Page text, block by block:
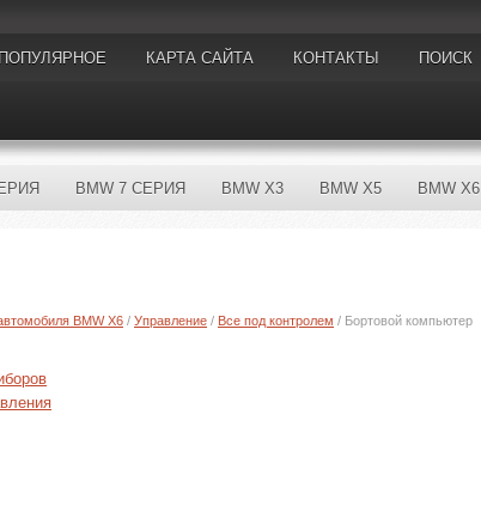
КАРТА САЙТА КОНТАКТЫ ПОИСК
BMW 7 СЕРИЯ BMW X3 BMW X5 BMW X6
BMW X6 / Управление / Все под контролем / Бортовой компьютер